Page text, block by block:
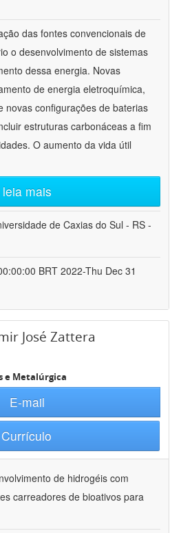
das fontes convencionais de
o desenvolvimento de sistemas
dessa energia. Novas
de energia eletroquímica,
novas configurações de baterias
estruturas carbonáceas a fim
O aumento da vida útil
leia mais
de Caxias do Sul - RS -
BRT 2022-Thu Dec 31
José Zattera
e Metalúrgica
E-mail
Currículo
de hidrogéis com
carreadores de bioativos para